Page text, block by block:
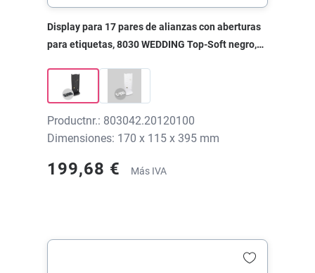
Display para 17 pares de alianzas con aberturas
para etiquetas, 8030 WEDDING Top-Soft negro,
Productnr.: 803042.20120100
Dimensiones: 170 x 115 x 395 mm
199,68 € Más IVA